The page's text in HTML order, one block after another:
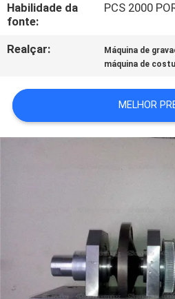
CASOS
SOLICITAR
ORÇAMENTO
POLÍTICA
PRIVACIDADE
Habilidade da
fonte:
PCS 2000
Realçar: Máquina de
máquina de
MELHOR